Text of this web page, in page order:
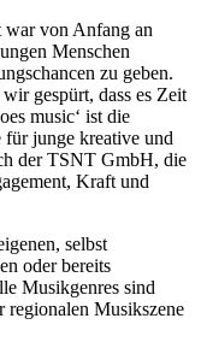
war von Anfang an
Menschen
zu geben.
gespürt, dass es Zeit
music‘ ist die
für junge kreative und
der TSNT GmbH, die
Kraft und
selbst
oder bereits
Musikgenres sind
regionalen Musikszene